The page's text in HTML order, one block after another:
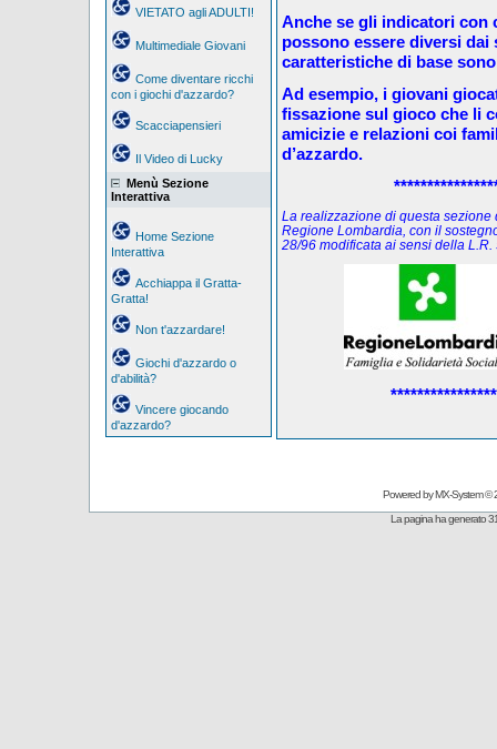
VIETATO agli ADULTI!
Multimediale Giovani
Come diventare ricchi
con i giochi d'azzardo?
Scacciapensieri
Il Video di Lucky
Menù Sezione
Interattiva
Home Sezione
Interattiva
Acchiappa il Gratta-
Gratta!
Non t'azzardare!
Giochi d'azzardo o
d'abilità?
Vincere giocando
d'azzardo?
Anche se gli indicatori con
possono essere diversi
caratteristiche di base
Ad esempio, i giovani
fissazione sul gioco che li
amicizie e relazioni coi
d’azzardo.
La realizzazione di questa sezione
Regione Lombardia, con il
28/96 modificata ai sensi della
Powered byMX-System©
La pagina ha generato